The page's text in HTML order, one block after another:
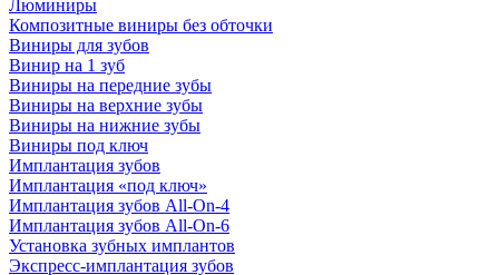
Люминиры
Композитные виниры без обточки
Виниры для зубов
Винир на 1 зуб
Виниры на передние зубы
Виниры на верхние зубы
Виниры на нижние зубы
Виниры под ключ
Имплантация зубов
Имплантация «под ключ»
Имплантация зубов All-On-4
Имплантация зубов All-On-6
Установка зубных имплантов
Экспресс-имплантация зубов